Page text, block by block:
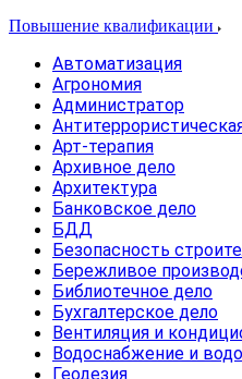
Повышение квалификации
Автоматизация
Агрономия
Администратор
Арт-терапия
Архивное дело
Архитектура
Банковское дело
БДД
Безопасность
Бережливое
Библиотечное дело
Бухгалтерское дело
Вентиляция и
Водоснабжение и
Геодезия